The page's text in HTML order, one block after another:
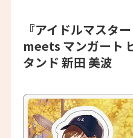
『アイドルマスタ
meets マンガート
タンド 新田 美波